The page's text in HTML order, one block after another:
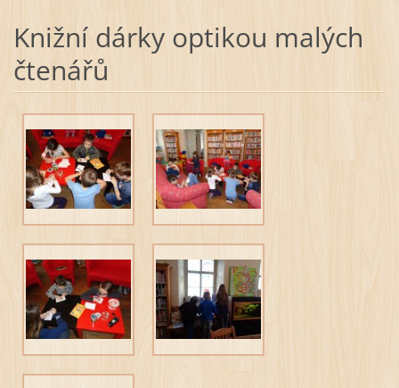
Knižní dárky optikou malých
čtenářů